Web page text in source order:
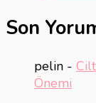
Son
pelin -
Önemi